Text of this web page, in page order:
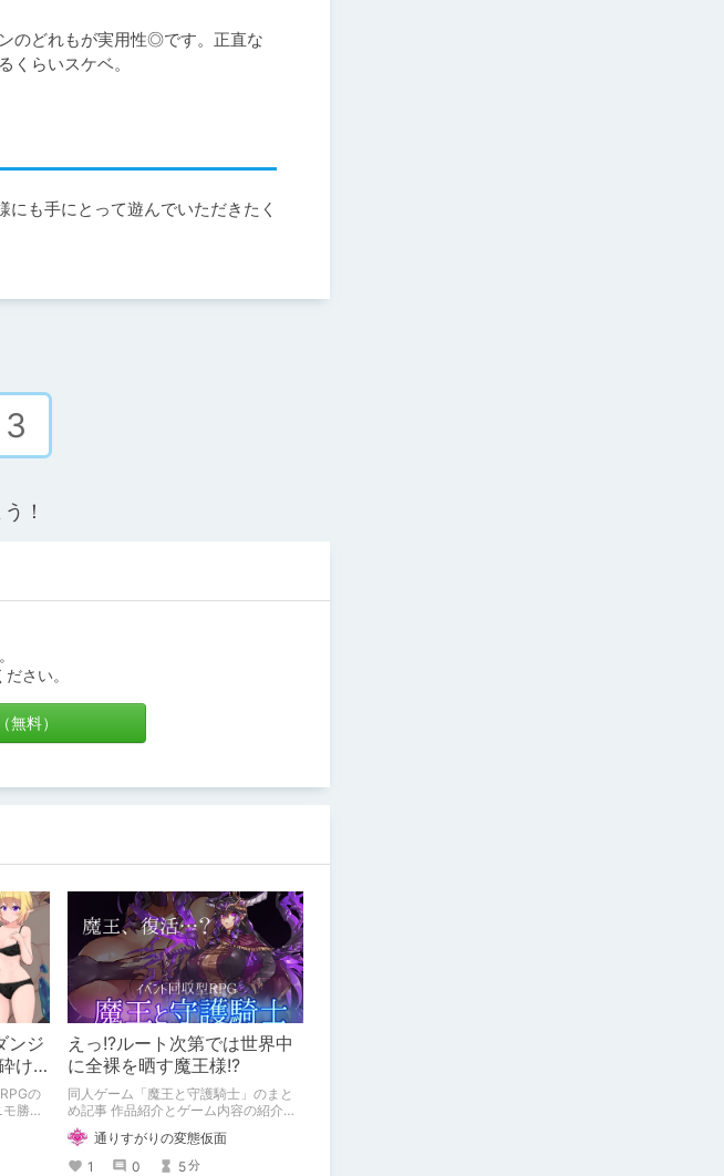
のどれもが実用性◎です。正直な
らいスケベ。
も手にとって遊んでいただきたく
3
！
さい。
無料）
ンジ
け
の
勝テ
2の感
いて
えっ!?ルート次第では世界中
に全裸を晒す魔王様!?
同人ゲーム「魔王と守護騎士」のまと
め記事 作品紹介とゲーム内容の紹介に
なります。
通りすがりの変態仮面
1
0 5分